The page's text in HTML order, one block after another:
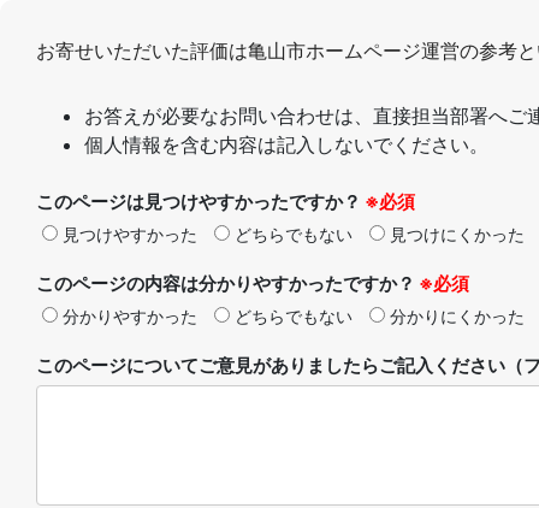
お寄せいただいた評価は亀山市ホームページ運営の参考
お答えが必要なお問い合わせは、直接担当部署へご
個人情報を含む内容は記入しないでください。
このページは見つけやすかったですか？ ※必須
見つけやすかった どちらでもない 見つけにくかった
このページの内容は分かりやすかったですか？ ※必須
分かりやすかった どちらでもない 分かりにくかった
このページについてご意見がありましたらご記入ください